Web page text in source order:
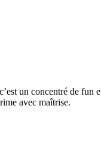
un concentré de fun
avec maîtrise.